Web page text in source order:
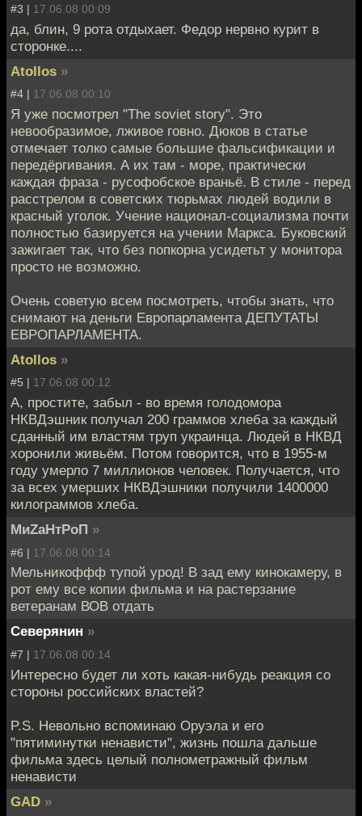
#3 | 17.06.08 00:09
да, блин, 9 рота отдыхает. Федор нервно курит в
сторонке....
Atollos »
#4 | 17.06.08 00:10
Я уже посмотрел "The soviet story". Это
невообразимое, лживое говно. Дюков в статье
отмечает толко самые большие фальсификации и
передёргивания. А их там - море, практически
каждая фраза - русофобское враньё. В стиле - перед
расстрелом в советских тюрьмах людей водили в
красный уголок. Учение национал-социализма почти
полностью базируется на учении Маркса. Буковский
зажигает так, что без попкорна усидетьт у монитора
просто не возможно.
Очень советую всем посмотреть, чтобы знать, что
снимают на деньги Европарламента ДЕПУТАТЫ
ЕВРОПАРЛАМЕНТА.
Atollos »
#5 | 17.06.08 00:12
А, простите, забыл - во время голодомора
НКВДэшник получал 200 граммов хлеба за каждый
сданный им властям труп украинца. Людей в НКВД
хоронили живьём. Потом говорится, что в 1955-м
году умерло 7 миллионов человек. Получается, что
за всех умерших НКВДэшники получили 1400000
килограммов хлеба.
МиZаНтРоП »
#6 | 17.06.08 00:14
Мельникоффф тупой урод! В зад ему кинокамеру, в
рот ему все копии фильма и на растерзание
ветеранам ВОВ отдать
Северянин »
#7 | 17.06.08 00:14
Интересно будет ли хоть какая-нибудь реакция со
стороны российских властей?
P.S. Невольно вспоминаю Оруэла и его
"пятиминутки ненависти", жизнь пошла дальше
фильма здесь целый полнометражный фильм
ненависти
GAD »